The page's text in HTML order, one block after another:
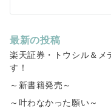
シ
ョ
ン
最新の投稿
楽天証券・トウシル＆メ
す！
～新書籍発売～
～叶わなかった願い～